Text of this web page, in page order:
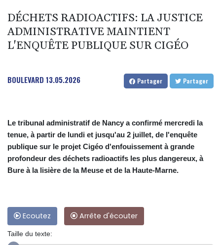
DÉCHETS RADIOACTIFS: LA JUSTICE
ADMINISTRATIVE MAINTIENT
L'ENQUÊTE PUBLIQUE SUR CIGÉO
BOULEVARD 13.05.2026 Partager Partager
Le tribunal administratif de Nancy a confirmé mercredi la
tenue, à partir de lundi et jusqu'au 2 juillet, de l'enquête
publique sur le projet Cigéo d'enfouissement à grande
profondeur des déchets radioactifs les plus dangereux, à
Bure à la lisière de la Meuse et de la Haute-Marne.
Ecoutez Arrête d'écouter
Taille du texte: